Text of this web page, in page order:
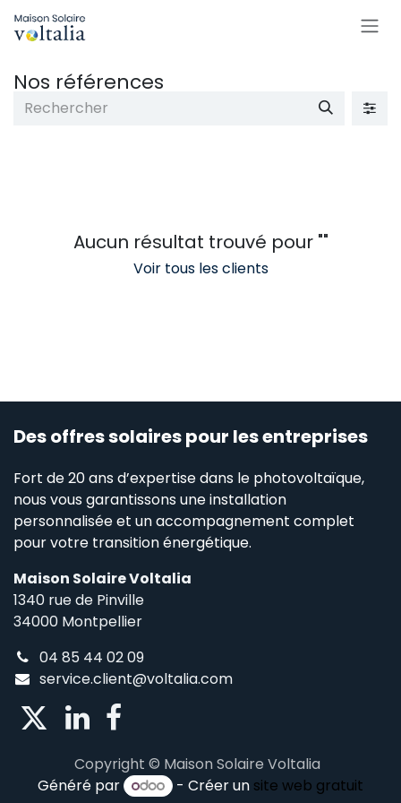
Nos références
Aucun résultat trouvé pour ""
Voir tous les clients
Des offres solaires pour les entreprises
Fort de 20 ans d’expertise dans le photovoltaïque,
nous vous garantissons une installation
personnalisée et un accompagnement complet
pour votre transition énergétique.
Maison Solaire Voltalia
1340 rue de Pinville
34000 Montpellier
04 85 44 02 09
service.client@voltalia.com
Copyright © Maison Solaire Voltalia
Généré par
- Créer un site web gratuit